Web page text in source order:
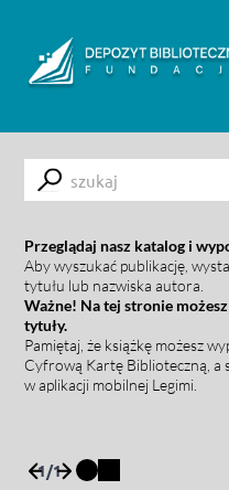
Submit
Przeglądaj nasz katalog i
Aby wyszukać publikację,
tytułu lub nazwiska autora.
Ważne! Na tej stronie
tytuły.
Pamiętaj, że książkę możesz
Cyfrową Kartę Biblioteczną, a
w aplikacji mobilnej Legimi.
1/1